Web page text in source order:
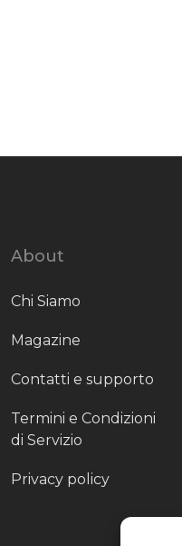
About
Chi Siamo
Magazine
Contatti e supporto
Termini e Condizioni
di Servizio
Privacy policy